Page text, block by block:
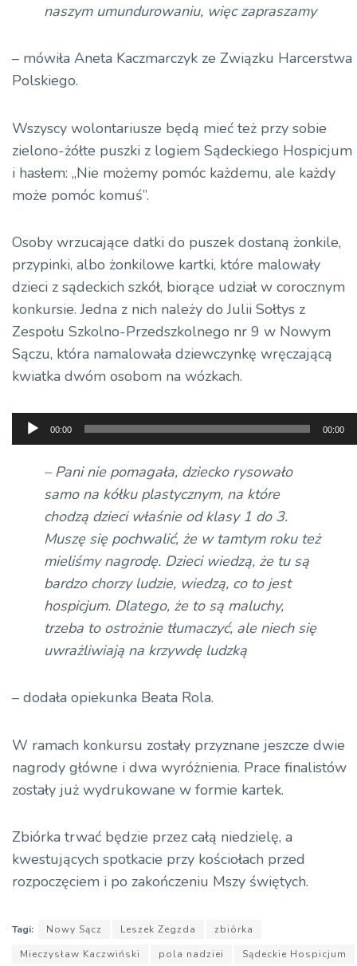
naszym umundurowaniu, więczapraszamy
– mówiła Aneta Kaczmarczyk ze Związku Harcerstwa
Polskiego.
Wszyscy wolontariusze będą mieć też przy sobie
zielono-żółte puszki z logiem Sądeckiego Hospicjum
i hasłem: „Nie możemy pomóc każdemu, ale każdy
może pomóc komuś”.
Osoby wrzucające datki do puszek dostaną żonkile,
przypinki, albo żonkilowe kartki, które malowały
dzieci z sądeckich szkół, biorące udział w corocznym
konkursie. Jedna z nich należy do Julii Sołtys z
Zespołu Szkolno-Przedszkolnego nr 9 w Nowym
Sączu, która namalowała dziewczynkę wręczającą
kwiatka dwóm osobom na wózkach.
Odtwarzacz
plików
dźwiękowych
00:00 00:00
– Pani nie pomagała, dziecko rysowało
samo na kółku plastycznym, na które
chodzą dzieci właśnie od klasy 1 do 3.
Muszę się pochwalić, że w tamtym roku też
mieliśmy nagrodę. Dzieci wiedzą, że tu są
bardzo chorzy ludzie, wiedzą, co to jest
hospicjum. Dlatego, że to są maluchy,
trzeba to ostrożnie tłumaczyć, ale niech się
uwrażliwiają na krzywdę ludzką
– dodała opiekunka Beata Rola.
W ramach konkursu zostały przyznane jeszcze dwie
nagrody główne i dwa wyróżnienia. Prace finalistów
zostały już wydrukowane w formie kartek.
Zbiórka trwać będzie przez całą niedzielę, a
kwestujących spotkacie przy kościołach przed
rozpoczęciem i po zakończeniu Mszy świętych.
Tagi: Nowy Sącz Leszek Zegzda
zbiórka
Mieczysław Kaczwiński
pola nadziei
Sądeckie Hospicjum